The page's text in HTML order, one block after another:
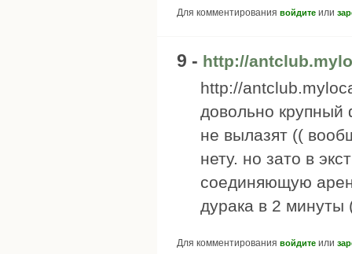
Для комментирования войдите или
9 - http://
http://
довольно крупный
не вылазят ((
нету. но зато в
соединяющую
дурака в 2 минуты
Для комментирования войдите или